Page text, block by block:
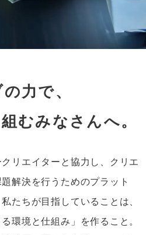
力で、
むみなさんへ。
リエイターと協力し、クリエ
解決を行うためのプラット
たちが目指していることは、
環境と仕組み」を作ること。